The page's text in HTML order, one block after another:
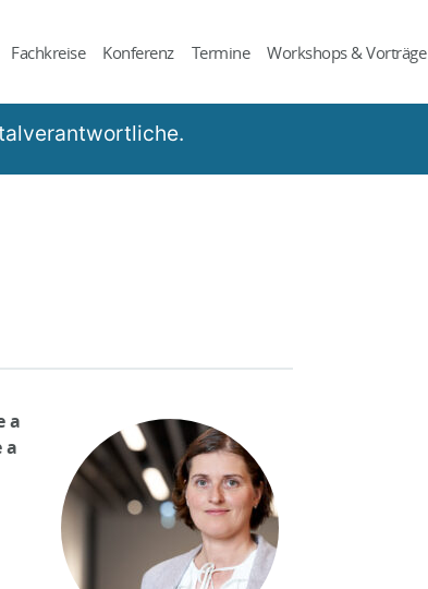
Fachkreise Konferenz Termine Workshops & Vorträge
a
a